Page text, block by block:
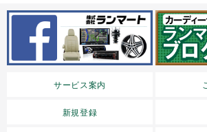
サービス案内
新規登録